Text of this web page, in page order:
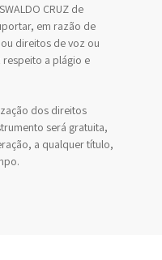
CRUZ de
em razão de
direitos de voz ou
a plágio e
dos direitos
será gratuita,
a qualquer título,